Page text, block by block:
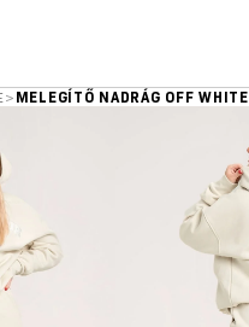
> MELEGÍTŐ NADRÁG OFF WHITE